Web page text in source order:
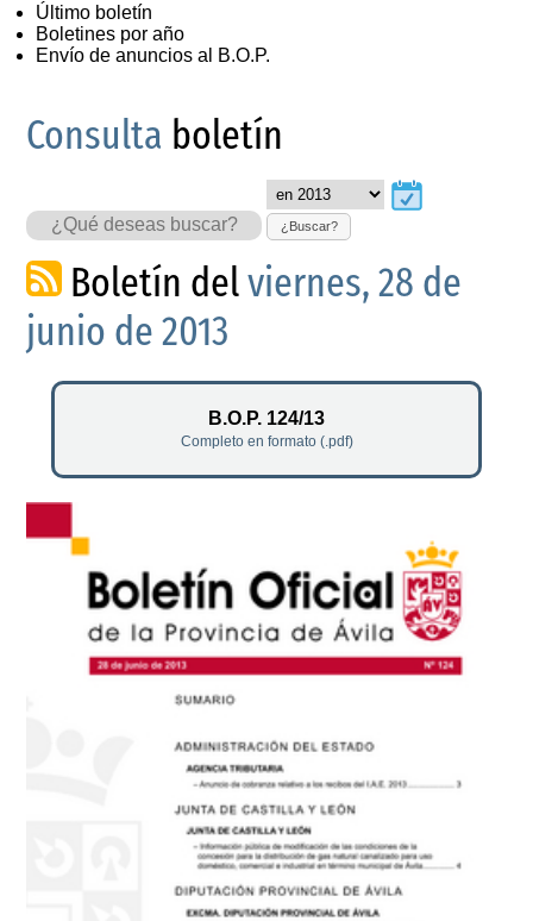
Último boletín
Boletines por año
Envío de anuncios al B.O.P.
Consulta boletín
¿Buscar?
Boletín delviernes, 28 de
junio de 2013
B.O.P. 124/13
Completo en formato (.pdf)